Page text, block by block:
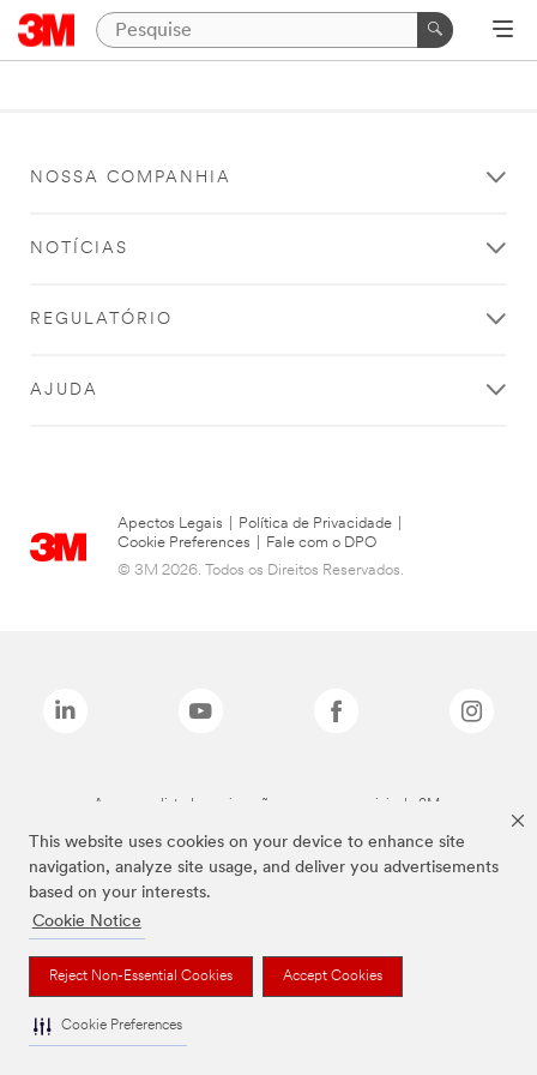
This website uses cookies on your device to enhance site
navigation, analyze site usage, and deliver you advertisements
based on your interests.
Cookie Notice
Reject Non-Essential Cookies Accept Cookies
Cookie Preferences
NOSSA COMPANHIA
NOTÍCIAS
REGULATÓRIO
AJUDA
Apectos Legais Política de Privacidade
Cookie Preferences
Fale com o DPO
© 3M 2026. Todos os Direitos Reservados.
As marcas listadas a cima são marcas comerciais da 3M.